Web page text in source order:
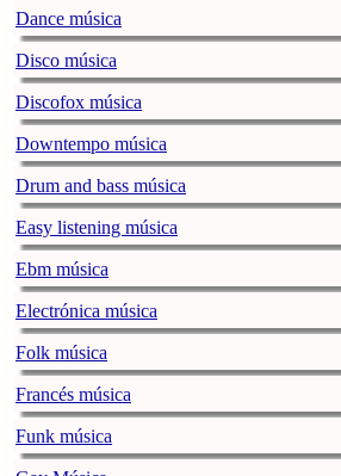
Dance música
Disco música
Discofox música
Downtempo música
Drum and bass música
Easy listening música
Ebm música
Electrónica música
Folk música
Francés música
Funk música